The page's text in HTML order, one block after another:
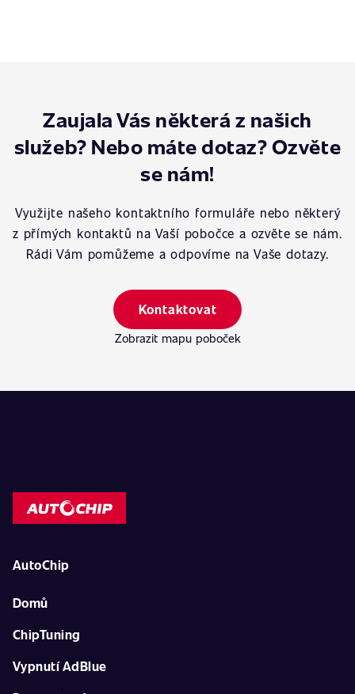
Zaujala Vás některá z našich
služeb? Nebo máte dotaz? Ozvěte
se nám!
Využijte našeho kontaktního formuláře nebo některý
z přímých kontaktů na Vaší pobočce a ozvěte se nám.
Rádi Vám pomůžeme a odpovíme na Vaše dotazy.
Kontaktovat
Zobrazit mapu poboček
AutoChip
Domů
ChipTuning
Vypnutí AdBlue